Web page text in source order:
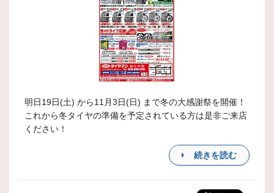
明日19日(土) から11月3日(日) まで冬の大感謝祭を開催！
これから冬タイヤの準備を予定されている方は是非ご来店
ください！
続きを読む